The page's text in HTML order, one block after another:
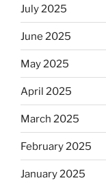
July 2025
June 2025
May 2025
April 2025
March 2025
February 2025
January 2025